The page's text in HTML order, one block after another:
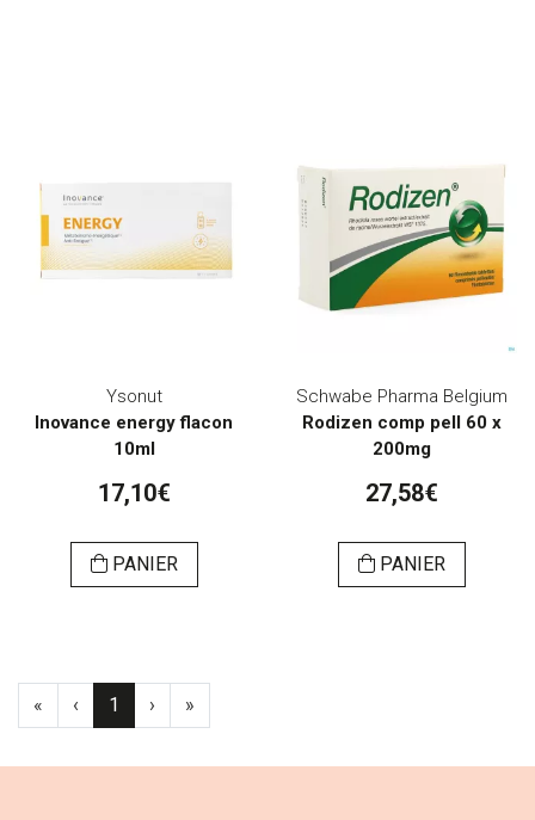
Ysonut
Inovance energy flacon
10ml
17,10€
PANIER
Schwabe Pharma Belgium
Rodizen comp pell 60 x
200mg
27,58€
PANIER
« ‹ 1 › »